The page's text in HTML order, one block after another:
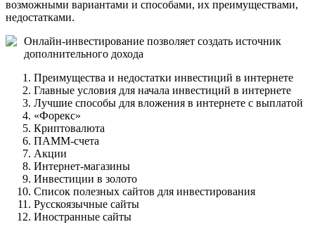
возможными вариантами и способами, их преимуществами,
недостатками.
Онлайн-инвестирование позволяет создать источник
дополнительного дохода
Преимущества и недостатки инвестиций в интернете
Главные условия для начала инвестиций в интернете
Лучшие способы для вложения в интернете с выплатой
«Форекс»
Криптовалюта
ПАММ-счета
Акции
Интернет-магазины
Инвестиции в золото
Список полезных сайтов для инвестирования
Русскоязычные сайты
Иностранные сайты